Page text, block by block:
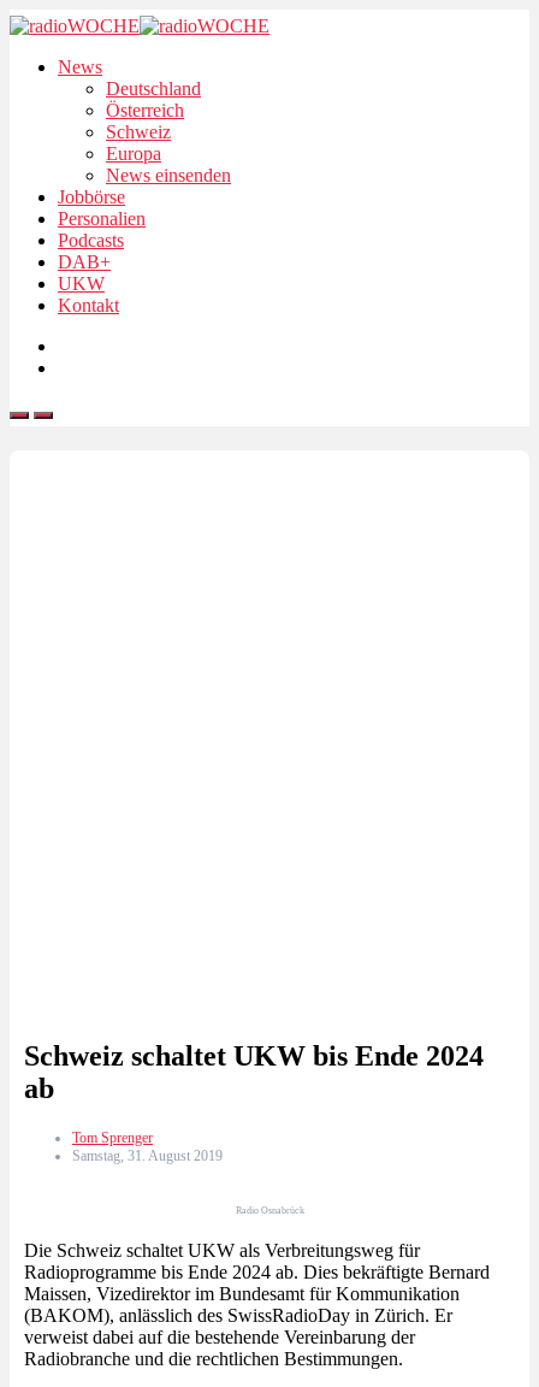
News
Deutschland
Österreich
Schweiz
Europa
News einsenden
Jobbörse
Personalien
Podcasts
DAB+
UKW
Kontakt
Schweiz schaltet UKW bis Ende 2024
ab
Tom Sprenger
Samstag, 31. August 2019
Radio Osnabrück
Die Schweiz schaltet UKW als Verbreitungsweg für
Radioprogramme bis Ende 2024 ab. Dies bekräftigte Bernard
Maissen, Vizedirektor im Bundesamt für Kommunikation
(BAKOM), anlässlich des SwissRadioDay in Zürich. Er
verweist dabei auf die bestehende Vereinbarung der
Radiobranche und die rechtlichen Bestimmungen.